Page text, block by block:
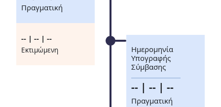
Πραγματική
-- | -- | --
Eκτιμώμενη
Ημερομηνία
Υπογραφής
Σύμβασης
-- | -- | --
Πραγματική